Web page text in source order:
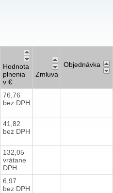
Hodnota
plnenia
v €
Zmluva
Objednávka
76,76
bez DPH
41,82
bez DPH
132,05
vrátane
DPH
6,97
bez DPH